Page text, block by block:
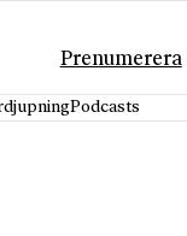
Prenumerera
Podcasts